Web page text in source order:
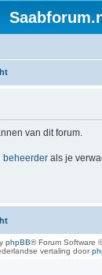
van dit forum.
beheerder als je
phpBB® Forum Software
vertaling door